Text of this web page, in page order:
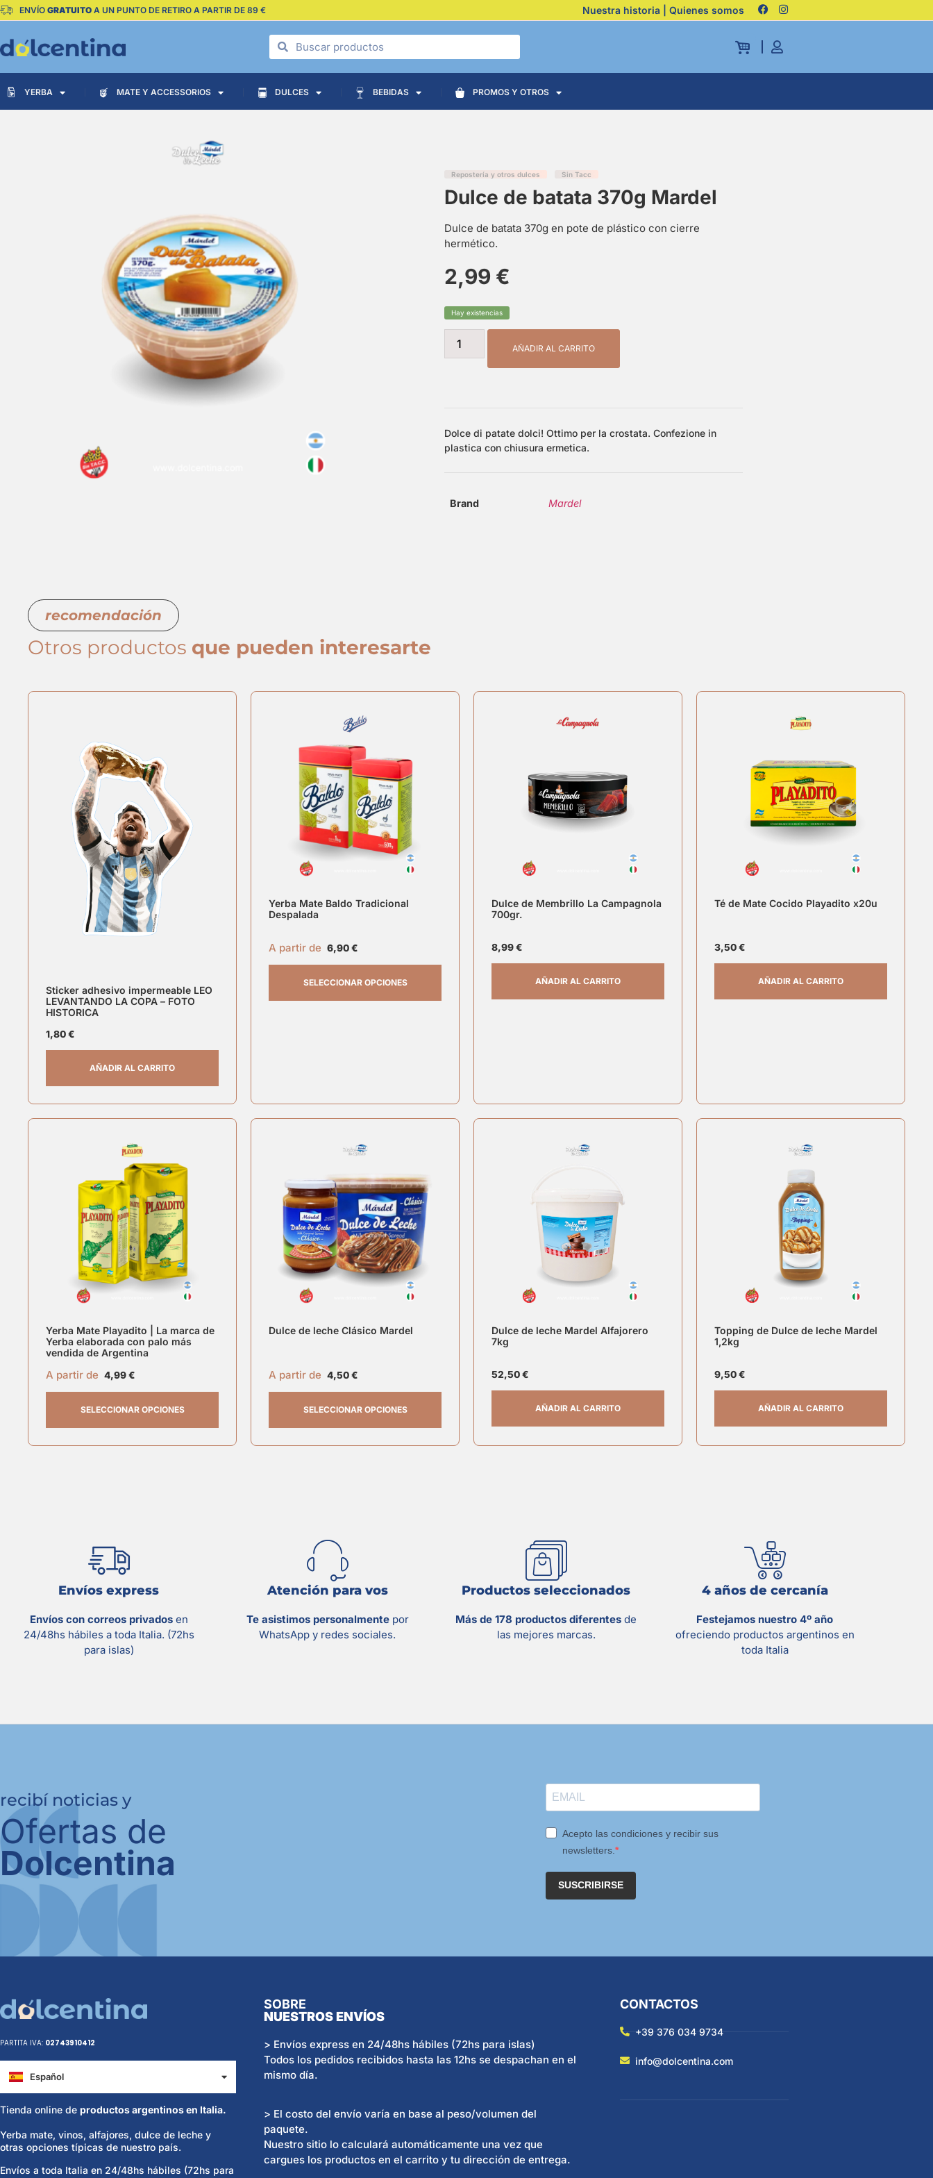
ENVÍO GRATUITO A UN PUNTO DE RETIRO A PARTIR DE 89 € Nuestra historia | Quienes somos
YERBA MATE Y ACCESSORIOS DULCES BEBIDAS PROMOS Y OTROS
Repostería y otros dulces Sin Tacc
Dulce de batata 370g Mardel
Dulce de batata 370g en pote de plástico con cierre
hermético.
2,99 €
Hay existencias
AÑADIR AL CARRITO
Dolce di patate dolci! Ottimo per la crostata. Confezione in
plastica con chiusura ermetica.
Brand Mardel
recomendación
Otros productos que pueden interesarte
Sticker adhesivo impermeable LEO
LEVANTANDO LA COPA – FOTO
HISTORICA
1,80€
AÑADIR AL CARRITO
Yerba Mate Baldo Tradicional
Despalada
A partir de 6,90€
SELECCIONAR OPCIONES
Dulce de Membrillo La Campagnola
700gr.
8,99€
AÑADIR AL CARRITO
Té de Mate Cocido Playadito x20u
3,50€
AÑADIR AL CARRITO
Yerba Mate Playadito | La marca de
Yerba elaborada con palo más
vendida de Argentina
A partir de 4,99€
SELECCIONAR OPCIONES
Dulce de leche Clásico Mardel
A partir de 4,50€
SELECCIONAR OPCIONES
Dulce de leche Mardel Alfajorero
7kg
52,50€
AÑADIR AL CARRITO
Topping de Dulce de leche Mardel
1,2kg
9,50€
AÑADIR AL CARRITO
Envíos express
Envíos con correos privados en
24/48hs hábiles a toda Italia. (72hs
para islas)
Atención para vos
Te asistimos personalmentepor
WhatsApp y redes sociales.
Productos seleccionados
Más de 178 productos diferentes de
las mejores marcas.
4 años de cercanía
Festejamos nuestro 4º año
ofreciendo productos argentinos en
toda Italia
recibí noticias y
Ofertas de
Dolcentina
Acepto las condiciones y recibir sus
newsletters.
SUSCRIBIRSE
PARTITA IVA: 02743910412
Español
Italiano
Tienda online de productos argentinos en Italia.
Yerba mate, vinos, alfajores, dulce de leche y
otras opciones típicas de nuestro país.
Envíos a toda Italia en 24/48hs hábiles (72hs para
SOBRE
NUESTROS ENVÍOS
> Envíos express en 24/48hs hábiles (72hs para islas)
Todos los pedidos recibidos hasta las 12hs se despachan en el
mismo día.
> El costo del envío varía en base al peso/volumen del
paquete.
Nuestro sitio lo calculará automáticamente una vez que
cargues los productos en el carrito y tu dirección de entrega.
CONTACTOS
+39 376 034 9734
info@dolcentina.com